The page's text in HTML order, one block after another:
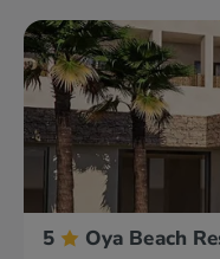
5 Oya Beach